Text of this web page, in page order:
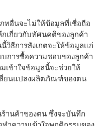
ทอื่นจะไม่ให้ข้อมูลที่เชื่อถือ
เกี่ยวกับทัศนคติของลูกค้า
วิธีการสังเกตจะให้ข้อมูลแก่
การซื้อความชอบของลูกค้า
เข้าใจข้อมูลนี้จะช่วยให้
ยนแปลงผลิตภัณฑ์ของตน
านค้าของตน ซึ่งจะบันทึก